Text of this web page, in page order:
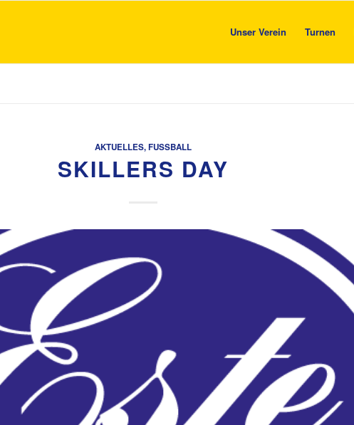
Unser Verein Turnen
AKTUELLES,FUSSBALL
SKILLERS DAY